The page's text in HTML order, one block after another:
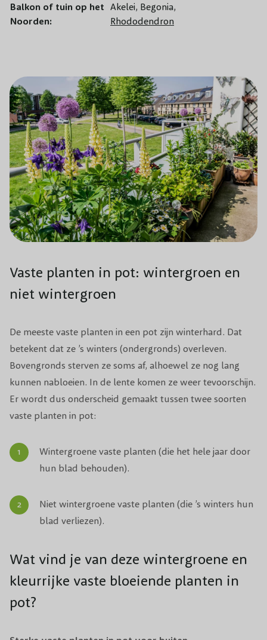
Balkon of tuin op het
Noorden:
Akelei, Begonia,
Rhododendron
Vaste planten in pot: wintergroen en
niet wintergroen
De meeste vaste planten in een pot zijn winterhard. Dat
betekent dat ze ’s winters (ondergronds) overleven.
Bovengronds sterven ze soms af, alhoewel ze nog lang
kunnen nabloeien. In de lente komen ze weer tevoorschijn.
Er wordt dus onderscheid gemaakt tussen twee soorten
vaste planten in pot:
Wintergroene vaste planten (die het hele jaar door
hun blad behouden).
Niet wintergroene vaste planten (die ’s winters hun
blad verliezen).
Wat vind je van deze wintergroene en
kleurrijke vaste bloeiende planten in
pot?